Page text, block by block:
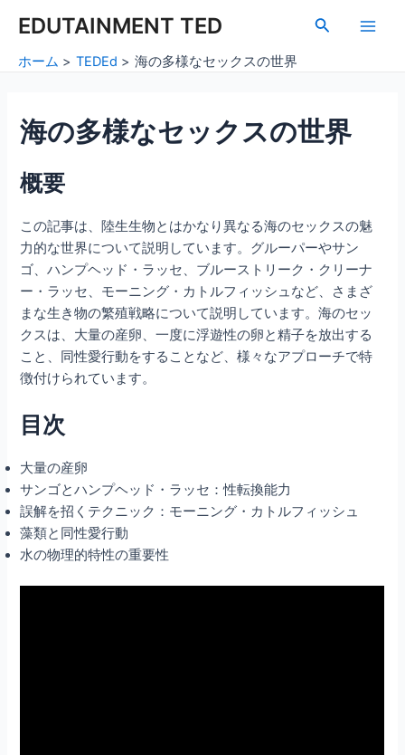
EDUTAINMENT TED
検
Main
ホーム TEDEd 海の多様なセックスの世界
海の多様なセックスの世界
概要
この記事は、陸生生物とはかなり異なる海のセックスの魅
力的な世界について説明しています。グルーパーやサン
ゴ、ハンプヘッド・ラッセ、ブルーストリーク・クリーナ
ー・ラッセ、モーニング・カトルフィッシュなど、さまざ
まな生き物の繁殖戦略について説明しています。海のセッ
クスは、大量の産卵、一度に浮遊性の卵と精子を放出する
こと、同性愛行動をすることなど、様々なアプローチで特
徴付けられています。
目次
大量の産卵
サンゴとハンプヘッド・ラッセ：性転換能力
誤解を招くテクニック：モーニング・カトルフィッシュ
藻類と同性愛行動
水の物理的特性の重要性
navigation